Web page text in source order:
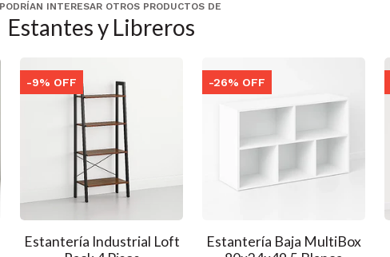
INTERESAR OTROS PRODUCTOS DE
Estantes y Libreros
-9% OFF
Estantería Industrial Loft
-26% OFF
Estantería Baja MultiBox